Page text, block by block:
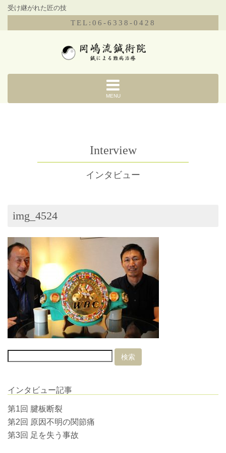
受け継がれた匠の技
TEL:06-6338-0428
MENU
Interview
インタビュー
img_4524
インタビュー記事
第1回 腱板断裂
第2回 原因不明の関節痛
第3回 足を失う事故